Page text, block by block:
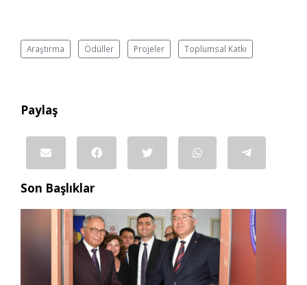
Araştırma Ödüller Projeler Toplumsal Katkı
Paylaş
Son Başlıklar